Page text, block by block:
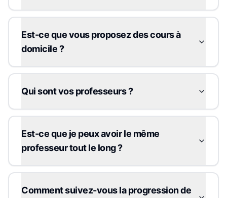
Est-ce que vous proposez des cours à
domicile ?
Qui sont vos professeurs ?
Est-ce que je peux avoir le même
professeur tout le long ?
Comment suivez-vous la progression de